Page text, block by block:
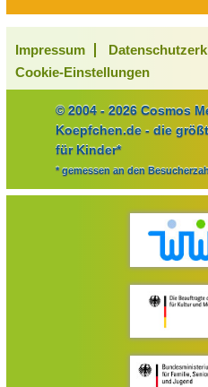
Impressum
Cookie-Einstellungen
© 2004 - 2026 Cosmos
Koepfchen.de - die
für Kinder*
* gemessen an den